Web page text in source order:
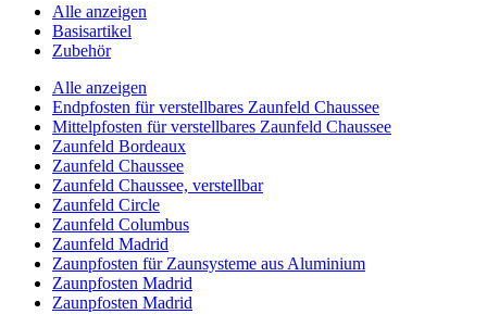
Alle anzeigen
Basisartikel
Zubehör
Alle anzeigen
Endpfosten für verstellbares Zaunfeld Chaussee
Mittelpfosten für verstellbares Zaunfeld Chaussee
Zaunfeld Bordeaux
Zaunfeld Chaussee
Zaunfeld Chaussee, verstellbar
Zaunfeld Circle
Zaunfeld Columbus
Zaunfeld Madrid
Zaunpfosten für Zaunsysteme aus Aluminium
Zaunpfosten Madrid
Zaunpfosten Madrid